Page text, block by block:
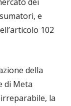
e
102
della
di Meta
la